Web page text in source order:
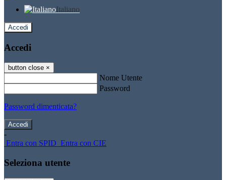
Italiano
Accedi
Accedi
button close ×
Nome Utente
Password
Password dimenticata?
-
Entra con SPID Entra con CIE
Seleziona utente